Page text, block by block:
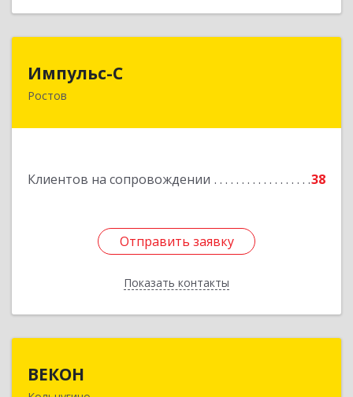
Импульс-С
Ростов
Клиентов на сопровождении 38
Отправить заявку
Показать контакты
Отправить заявку
Назад
ВЕКОН